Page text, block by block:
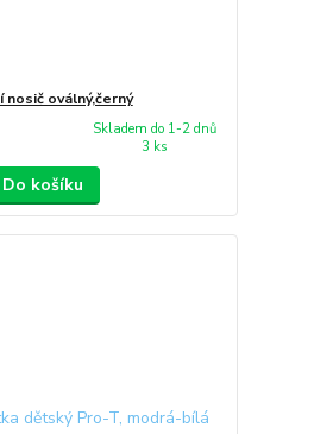
nosič oválný,černý
Skladem do 1-2 dnů
3 ks
Do košíku